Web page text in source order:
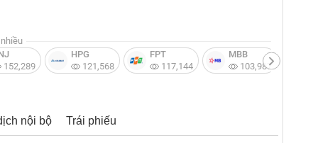
152,289
HPG
121,568
FPT
117,144
MBB
103,987
nội bộ Trái phiếu